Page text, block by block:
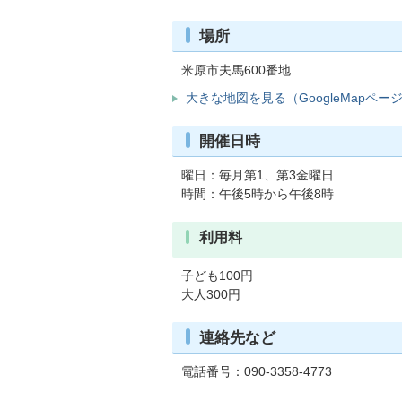
場所
米原市夫馬600番地
大きな地図を見る（GoogleMapペー
開催日時
曜日：毎月第1、第3金曜日
時間：午後5時から午後8時
利用料
子ども100円
大人300円
連絡先など
電話番号：090-3358-4773